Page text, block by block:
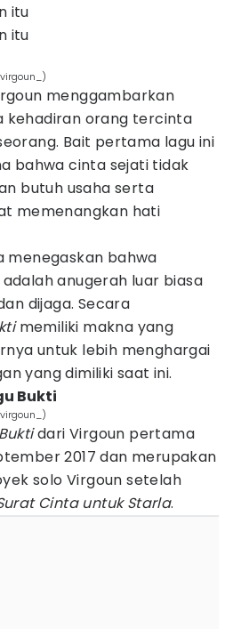
itu
itu
menggambarkan
kehadiran orang tercinta
Bait pertama lagu ini
bahwa cinta sejati tidak
butuh usaha serta
memenangkan hati
menegaskan bahwa
anugerah luar biasa
dijaga. Secara
memiliki makna yang
untuk lebih menghargai
yang dimiliki saat ini.
Bukti
Buktidari Virgoun pertama
2017 dan merupakan
solo Virgoun setelah
Cinta untuk Starla.